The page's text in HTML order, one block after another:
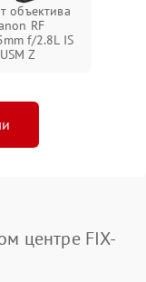
объектива
RF
f/2.8L IS
USM Z
центре FIX-